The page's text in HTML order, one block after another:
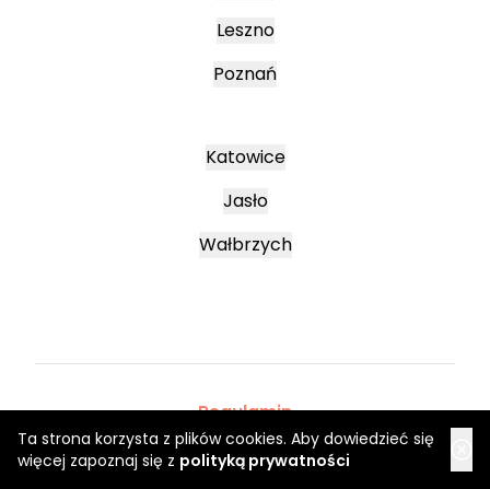
Ta strona korzysta z plików cookies. Aby dowiedzieć się
więcej zapoznaj się z polityką prywatności
Leszno
Poznań
Katowice
Jasło
Wałbrzych
Regulamin
Regulaminy promocyjne
Polityka prywatności